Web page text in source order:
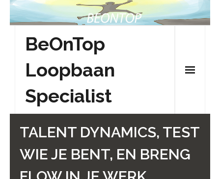
Skip
to
BeOnTop
Loopbaan
Specialist
TALENT DYNAMICS, TEST
WIE JE BENT, EN BRENG